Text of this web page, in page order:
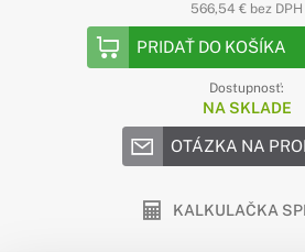
566,54 € bez DPH
PRIDAŤ DO KOŠÍKA
Dostupnosť:
NA SKLADE
OTÁZKA NA
KALKULAČKA